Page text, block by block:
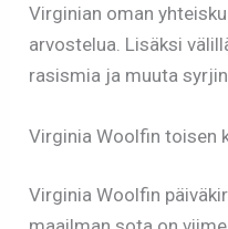
Virginian oman
arvostelua. Lisäksi
rasismia ja muuta
Virginia Woolfin toisen
Virginia Woolfin